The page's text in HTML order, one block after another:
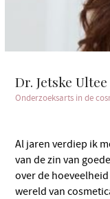
Dr. Jetske Ultee
Onderzoeksarts in de
Al jaren verdiep ik
van de zin van
over de
wereld van